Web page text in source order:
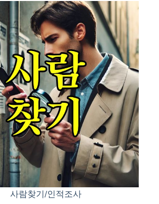
사람찾기/인적조사